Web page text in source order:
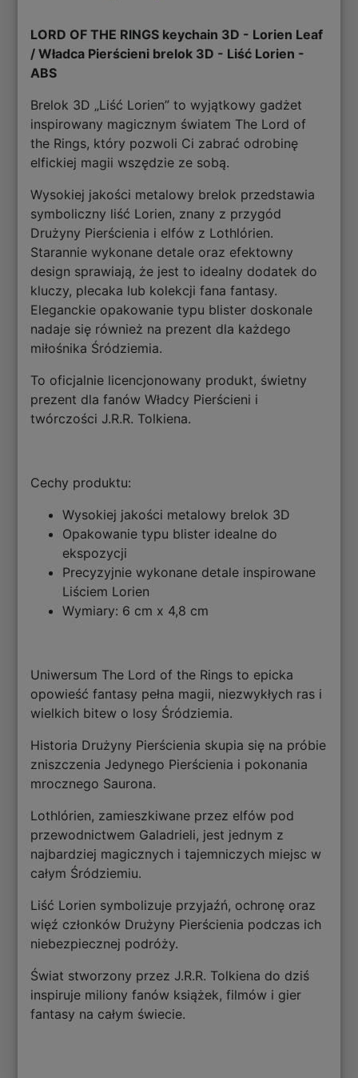
LORD OF THE RINGS keychain 3D - Lorien Leaf
/ Władca Pierścieni brelok 3D - Liść Lorien -
ABS
Brelok 3D „Liść Lorien” to wyjątkowy gadżet
inspirowany magicznym światem The Lord of
the Rings, który pozwoli Ci zabrać odrobinę
elfickiej magii wszędzie ze sobą.
Wysokiej jakości metalowy brelok przedstawia
symboliczny liść Lorien, znany z przygód
Drużyny Pierścienia i elfów z Lothlórien.
Starannie wykonane detale oraz efektowny
design sprawiają, że jest to idealny dodatek do
kluczy, plecaka lub kolekcji fana fantasy.
Eleganckie opakowanie typu blister doskonale
nadaje się również na prezent dla każdego
miłośnika Śródziemia.
To oficjalnie licencjonowany produkt, świetny
prezent dla fanów Władcy Pierścieni i
twórczości J.R.R. Tolkiena.
Cechy produktu:
Wysokiej jakości metalowy brelok 3D
Opakowanie typu blister idealne do
ekspozycji
Precyzyjnie wykonane detale inspirowane
Liściem Lorien
Wymiary: 6 cm x 4,8 cm
Uniwersum The Lord of the Rings to epicka
opowieść fantasy pełna magii, niezwykłych ras i
wielkich bitew o losy Śródziemia.
Historia Drużyny Pierścienia skupia się na próbie
zniszczenia Jedynego Pierścienia i pokonania
mrocznego Saurona.
Lothlórien, zamieszkiwane przez elfów pod
przewodnictwem Galadrieli, jest jednym z
najbardziej magicznych i tajemniczych miejsc w
całym Śródziemiu.
Liść Lorien symbolizuje przyjaźń, ochronę oraz
więź członków Drużyny Pierścienia podczas ich
niebezpiecznej podróży.
Świat stworzony przez J.R.R. Tolkiena do dziś
inspiruje miliony fanów książek, filmów i gier
fantasy na całym świecie.